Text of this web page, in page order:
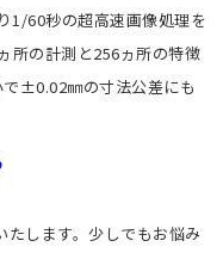
1/60秒の超高速画像処理を
所の計測と256ヵ所の特徴
±0.02㎜の寸法公差にも
たします。少しでもお悩み